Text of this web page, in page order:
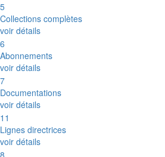
5
Collections complètes
voir détails
6
Abonnements
voir détails
7
Documentations
voir détails
11
Lignes directrices
voir détails
8